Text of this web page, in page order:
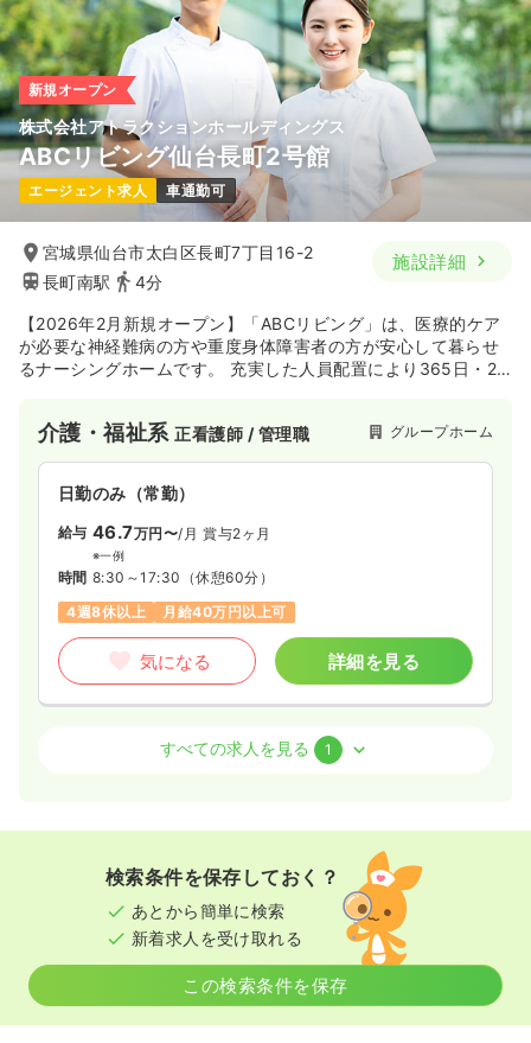
ブランク可
月給38万円以上可
気になる 詳細を見る
日勤のみ（契約社員） 一時募集休止
給与 30.0〜33.4万円 /月 賞与1.75ヶ月
※一例
時間 8:30～17:30 （休憩60分）
月給33万円以上可
気になる 詳細を見る
日勤のみ（常勤） 一時募集休止
給与 37.8〜46.3
※一例
8:30～17:30
担当業務未経験可
月給40万円以上可
気になる 詳細を見る
気になる 詳細を見る
新規オープン
株式会社アトラクションホールディングス
ABCリビング仙台長町2号館
エージェント求人 車通勤可
宮城県仙台市太白区長町7丁目16-2
長町南駅
4分
施設詳細
【2026年2月新規オープン】「ABCリビング」は、医療的ケア
が必要な神経難病の方や重度身体障害者の方が安心して暮らせ
るナーシングホームです。 充実した人員配置により365日・24
療依存度の高い方でも安心してご入居できる施設です。
介護・福祉系正看護師 / 管理職 グループホーム
日勤のみ（常勤）
給与 46.7万円〜/月 賞与2ヶ月
※一例
時間 8:30～17:30 （休憩60分）
4週8休以上
月給40万円以上可
気になる 詳細を見る
正・准看護師
8:30～17:30 （休憩60分）
4週8休以上
月給37万円以上可
気になる 詳細を見る
すべての求人を見る 1
検索条件を保存しておく？
あとから簡単に検索
新着求人を受け取れる
この検索条件を保存